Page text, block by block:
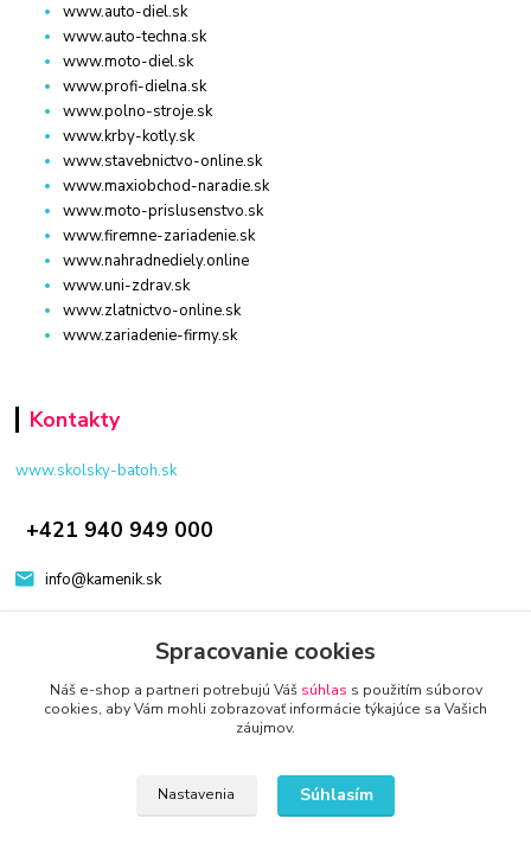
www.auto-diel.sk
www.auto-techna.sk
www.moto-diel.sk
www.profi-dielna.sk
www.polno-stroje.sk
www.krby-kotly.sk
www.stavebnictvo-online.sk
www.maxiobchod-naradie.sk
www.moto-prislusenstvo.sk
www.firemne-zariadenie.sk
www.nahradnediely.online
www.uni-zdrav.sk
www.zlatnictvo-online.sk
www.zariadenie-firmy.sk
Kontakty
www.skolsky-batoh.sk
+421 940 949 000
info@kamenik.sk
Eshop-rychlo.sk
Spracovanie cookies
Náš e-shop a partneri potrebujú Váš súhlas s použitím súborov
cookies, aby Vám mohli zobrazovať informácie týkajúce sa Vašich
záujmov.
Nastavenia Súhlasím